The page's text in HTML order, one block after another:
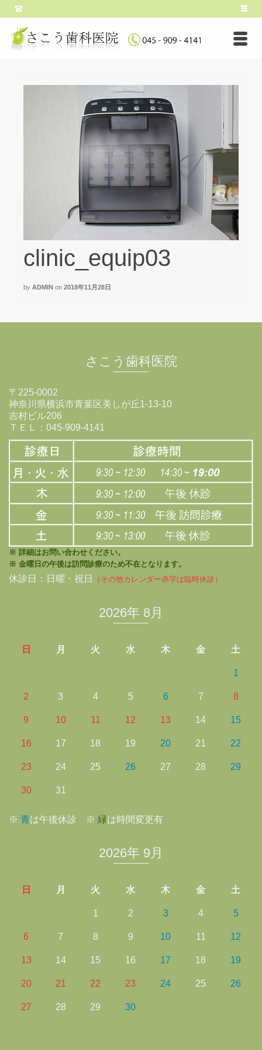
clinic_equip03
by ADMIN on 2018年11月28日
さこう歯科医院
〒225-0002
神奈川県横浜市青葉区美しが丘1-13-10
吉村ビル206
ＴＥＬ：045-909-4141
※ 詳細はお問い合わせください。
※ 金曜日の午後は訪問診療のため不在となります。
休診日：日曜・祝日 （その他カレンダー赤字は臨時休診）
2026年 8月
日 月 火 水 木 金 土
1
2 3 4 5 6 7 8
9 10 11 12 13 14 15
16 17 18 19 20 21 22
23 24 25 26 27 28 29
30 31
※ 青は午後休診 ※ 緑は時間変更有
2026年 9月
日 月 火 水 木 金 土
1 2 3 4 5
6 7 8 9 10 11 12
13 14 15 16 17 18 19
20 21 22 23 24 25 26
27 28 29 30